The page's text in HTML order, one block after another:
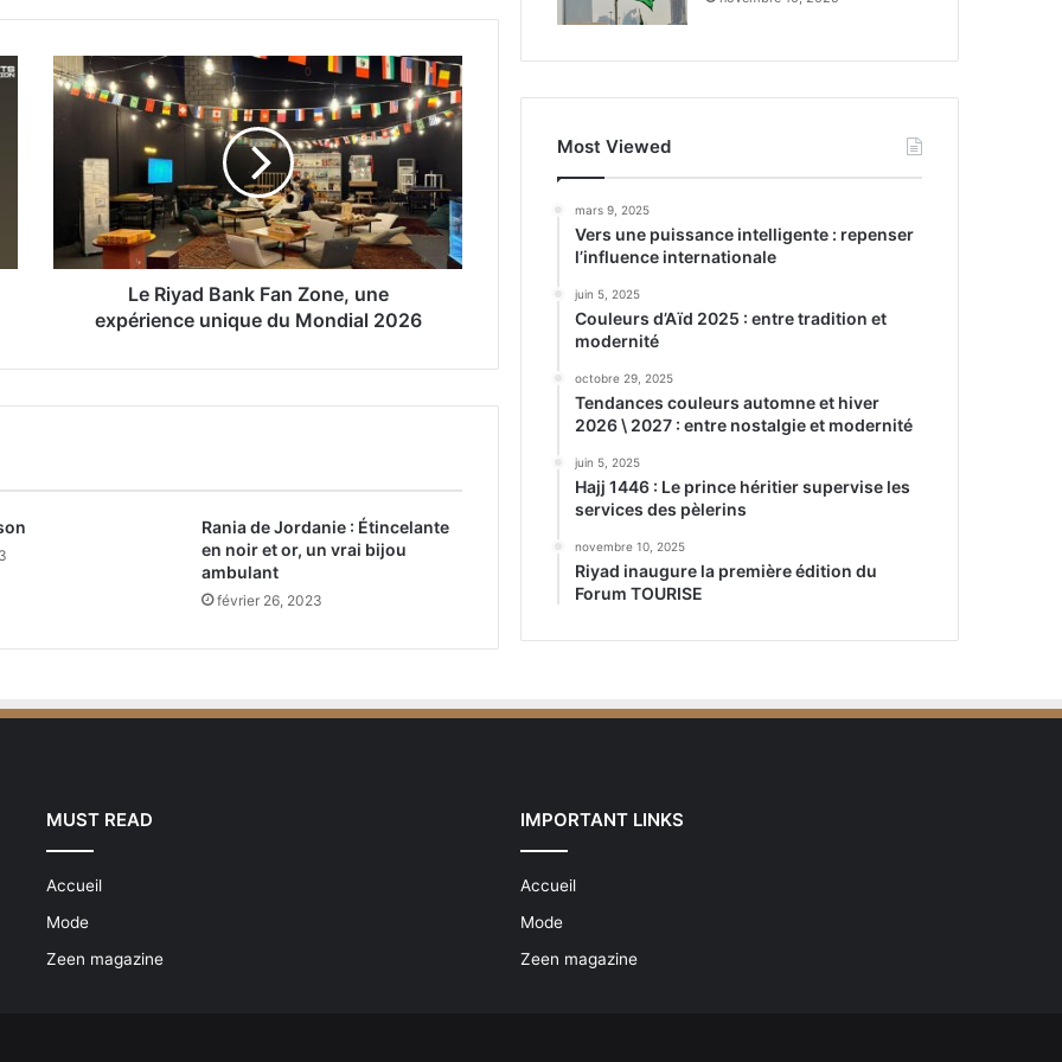
L
e
a
a
e
r
c
n
i
u
Le Riyad Bank Fan Zone, une
expérience unique du Mondial 2026
Rania de Jordanie : Étincelante
en noir et or, un vrai bijou
ambulant
février 26, 2023
Most Viewed
mars 9, 2025
Vers une puissance intelligente : repenser
l’influence internationale
juin 5, 2025
Couleurs d’Aïd 2025 : entre tradition et
modernité
octobre 29, 2025
Tendances couleurs automne et hiver
2026 \ 2027 : entre nostalgie et modernité
juin 5, 2025
Hajj 1446 : Le prince héritier supervise les
services des pèlerins
novembre 10, 2025
Riyad inaugure la première édition du
Forum TOURISE
MUST READ
Accueil
Mode
Zeen magazine
IMPORTANT LINKS
Accueil
Mode
Zeen magazine